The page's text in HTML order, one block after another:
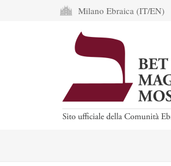
Milano Ebraica (IT/EN)